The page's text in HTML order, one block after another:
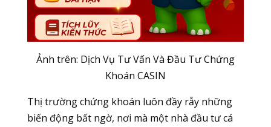
Ảnh trên: Dịch Vụ Tư Vấn Và Đầu Tư Chứng
Khoán CASIN
Thị trường chứng khoán luôn đầy rẫy những
biến động bất ngờ, nơi mà một nhà đầu tư cá